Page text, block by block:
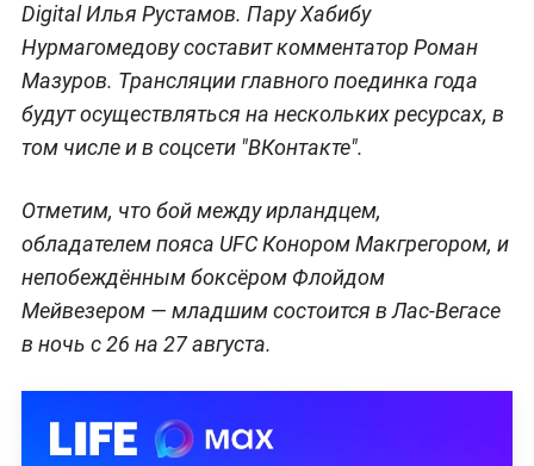
Digital Илья Рустамов. Пару Хабибу
Нурмагомедову составит комментатор Роман
Мазуров. Трансляции главного поединка года
будут осуществляться на нескольких ресурсах, в
том числе и в соцсети "ВКонтакте".
Отметим, что бой между ирландцем,
обладателем пояса UFC Конором Макгрегором, и
непобеждённым боксёром Флойдом
Мейвезером — младшим состоится в Лас-Вегасе
в ночь с 26 на 27 августа.